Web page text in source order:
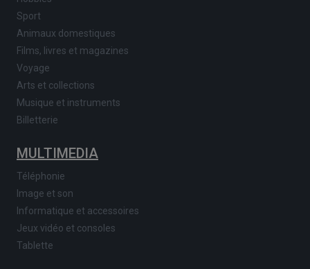
Sport
Animaux domestiques
Films, livres et magazines
Voyage
Arts et collections
Musique et instruments
Billetterie
MULTIMEDIA
Téléphonie
Image et son
Informatique et accessoires
Jeux vidéo et consoles
Tablette